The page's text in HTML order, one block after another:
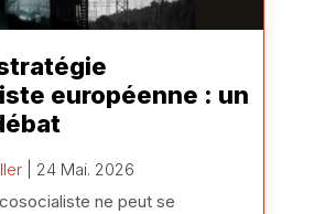
européenne : un
| 24 Mai. 2026
ne peut se